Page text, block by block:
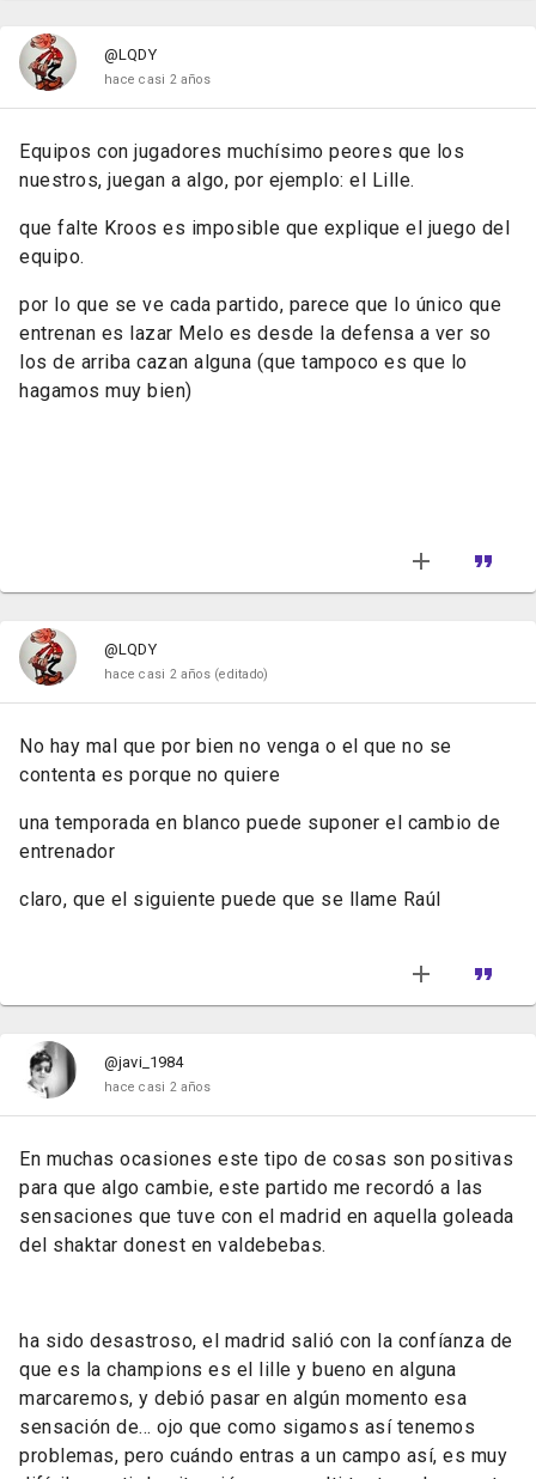
@LQDY
hace casi 2 años
Equipos con jugadores muchísimo peores que los
nuestros, juegan a algo, por ejemplo: el Lille.
que falte Kroos es imposible que explique el juego del
equipo.
por lo que se ve cada partido, parece que lo único que
entrenan es lazar Melo es desde la defensa a ver so
los de arriba cazan alguna (que tampoco es que lo
hagamos muy bien)
@LQDY
hace casi 2 años (editado)
No hay mal que por bien no venga o el que no se
contenta es porque no quiere
una temporada en blanco puede suponer el cambio de
entrenador
claro, que el siguiente puede que se llame Raúl
@javi_1984
hace casi 2 años
En muchas ocasiones este tipo de cosas son positivas
para que algo cambie, este partido me recordó a las
sensaciones que tuve con el madrid en aquella goleada
del shaktar donest en valdebebas.
ha sido desastroso, el madrid salió con la confíanza de
que es la champions es el lille y bueno en alguna
marcaremos, y debió pasar en algún momento esa
sensación de… ojo que como sigamos así tenemos
problemas, pero cuándo entras a un campo así, es muy